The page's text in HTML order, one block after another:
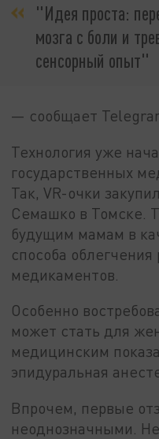
"Идея проста:
мозга с боли и
сенсорный опыт"
— сообщает
Технология уже
государственных
Так, VR-очки
Семашко в Томске.
будущим мамам в
способа
медикаментов.
Особенно
может стать для
медицинским
эпидуральная
Впрочем, первые
неоднозначными.